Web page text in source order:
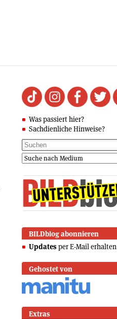
Was passiert hier?
Sachdienliche Hinweise?
BILDblog abonnieren
Updates per E-Mail erhalten
Gehostet von
Extras